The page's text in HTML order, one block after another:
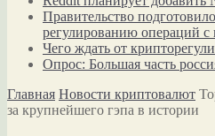
Правительство
регулированию операций
Чего ждать от
Опрос: Большая часть
Главная Новости криптовалют
за крупнейшего гэпа в истории